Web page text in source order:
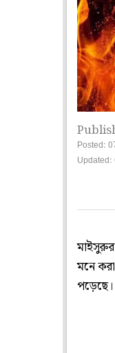
Posted:
Updated:
মনে
পড়েছে।